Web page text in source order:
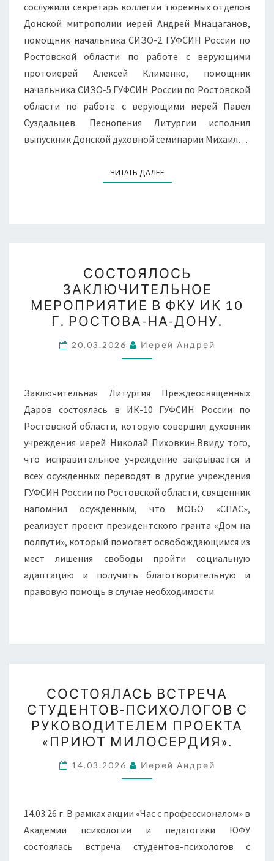
сослужили секретарь коллегии тюремных отделов
Донской митрополии иерей Андрей Мнацаганов,
помощник начальника СИЗО-2 ГУФСИН России по
Ростовской области по работе с верующими
протоиерей Алексей Клименко, помощник
начальника СИЗО-5 ГУФСИН России по Ростовской
области по работе с верующими иерей Павел
Суздальцев. Песнопения Литургии исполнил
выпускник Донской духовной семинарии Михаил…
ЧИТАТЬ ДАЛЕЕЧИТАТЬ ДАЛЕЕ
ЗАКЛЮЧИТЕЛЬНОЕ
МЕРОПРИЯТИЕ
В
ФКУ
ИК
10
РОСТОВА-
НА-
ДОНУ.
СОСТОЯЛОСЬ
ЗАКЛЮЧИТЕЛЬНОЕ
МЕРОПРИЯТИЕ В ФКУ ИК 10
Г. РОСТОВА-НА-ДОНУ.
20.03.2026 Иерей Андрей
Заключительная Литургия Преждеосвященных
Даров состоялась в ИК-10 ГУФСИН России по
Ростовской области, которую совершил духовник
учреждения иерей Николай Пиховкин.Ввиду того,
что исправительное учреждение закрывается и
всех осужденных переводят в другие учреждения
ГУФСИН России по Ростовской области, священник
напомнил осужденным, что МОБО «СПАС»,
реализует проект президентского гранта «Дом на
полпути», который помогает освобождающимся из
мест лишения свободы пройти социальную
адаптацию и получить благотворительную и
правовую помощь в случае необходимости.
ВСТРЕЧА
СТУДЕНТОВ-
ПСИХОЛОГОВ
С
РУКОВОДИТЕЛЕМ
ПРОЕКТА
МИЛОСЕРДИЯ».
СОСТОЯЛАСЬ ВСТРЕЧА
СТУДЕНТОВ-ПСИХОЛОГОВ С
РУКОВОДИТЕЛЕМ ПРОЕКТА
«ПРИЮТ МИЛОСЕРДИЯ».
14.03.2026 Иерей Андрей
14.03.26 г. В рамках акции «Час с профессионалом» в
Академии психологии и педагогики ЮФУ
состоялась встреча студентов-психологов с